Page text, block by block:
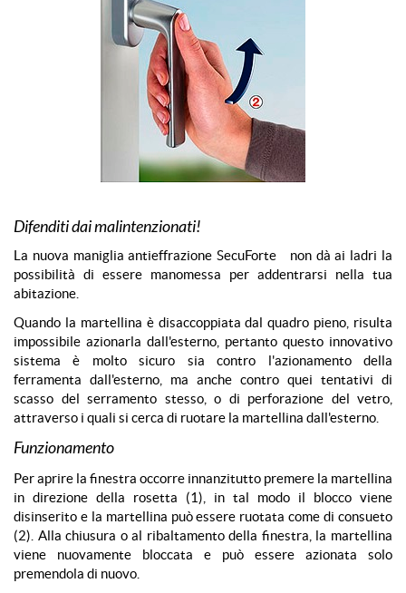
Difenditi dai malintenzionati!
La nuova maniglia antieffrazione SecuForte
non dà ai ladri la
possibilità di essere manomessa per addentrarsi nella tua
abitazione.
Quando la martellina è disaccoppiata dal quadro pieno, risulta
impossibile azionarla dall'esterno, pertanto questo innovativo
sistema è molto sicuro sia contro l'azionamento della
ferramenta dall'esterno, ma anche contro quei tentativi di
scasso del serramento stesso, o di perforazione del vetro,
attraverso i quali si cerca di ruotare la martellina dall'esterno.
Funzionamento
Per aprire la finestra occorre innanzitutto premere la martellina
in direzione della rosetta (1), in tal modo il blocco viene
disinserito e la martellina può essere ruotata come di consueto
(2). Alla chiusura o al ribaltamento della finestra, la martellina
viene nuovamente bloccata e può essere azionata solo
premendola di nuovo.